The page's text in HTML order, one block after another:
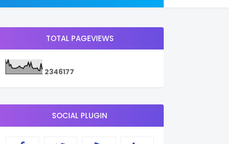
TOTAL PAGEVIEWS
2346177
SOCIAL PLUGIN